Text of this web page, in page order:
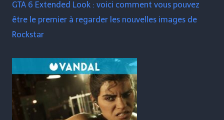
GTA 6 Extended Look : voici comment vous pouvez
être le premier à regarder les nouvelles images de
Rockstar